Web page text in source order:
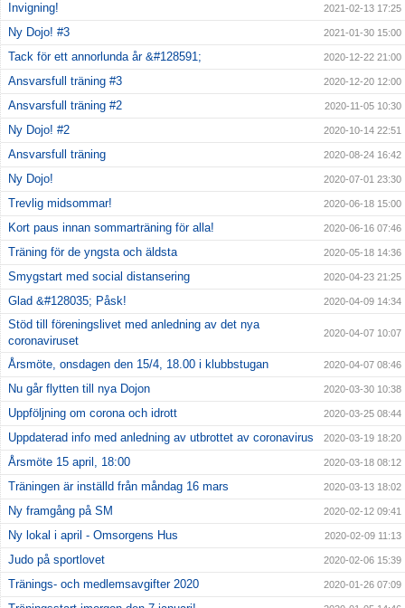
Invigning! 2021-02-13 17:25
Ny Dojo! #3 2021-01-30 15:00
Tack för ett annorlunda år &#128591; 2020-12-22 21:00
Ansvarsfull träning #3 2020-12-20 12:00
Ansvarsfull träning #2 2020-11-05 10:30
Ny Dojo! #2 2020-10-14 22:51
Ansvarsfull träning 2020-08-24 16:42
Ny Dojo! 2020-07-01 23:30
Trevlig midsommar! 2020-06-18 15:00
Kort paus innan sommarträning för alla! 2020-06-16 07:46
Träning för de yngsta och äldsta 2020-05-18 14:36
Smygstart med social distansering 2020-04-23 21:25
Glad &#128035; Påsk! 2020-04-09 14:34
Stöd till föreningslivet med anledning av det nya
coronaviruset
2020-04-07 10:07
Årsmöte, onsdagen den 15/4, 18.00 i klubbstugan 2020-04-07 08:46
Nu går flytten till nya Dojon 2020-03-30 10:38
Uppföljning om corona och idrott 2020-03-25 08:44
Uppdaterad info med anledning av utbrottet av coronavirus 2020-03-19 18:20
Årsmöte 15 april, 18:00 2020-03-18 08:12
Träningen är inställd från måndag 16 mars 2020-03-13 18:02
Ny framgång på SM 2020-02-12 09:41
Ny lokal i april - Omsorgens Hus 2020-02-09 11:13
Judo på sportlovet 2020-02-06 15:39
Tränings- och medlemsavgifter 2020 2020-01-26 07:09